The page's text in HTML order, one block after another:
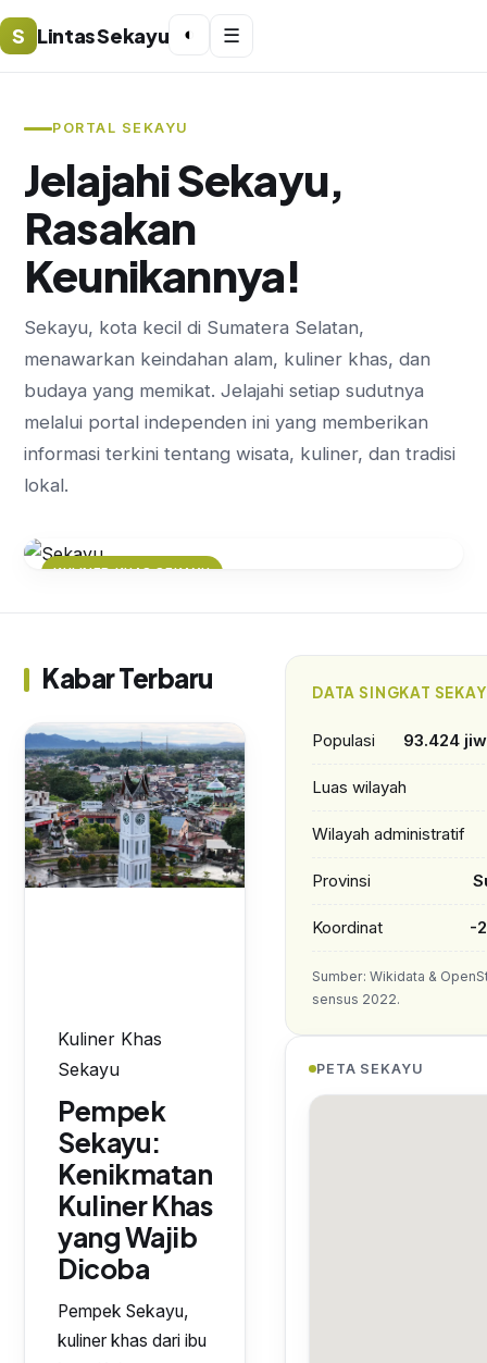
S Lintas Sekayu ◐ ☰
PORTAL SEKAYU
Jelajahi Sekayu,
Rasakan
Keunikannya!
Sekayu, kota kecil di Sumatera Selatan,
menawarkan keindahan alam, kuliner khas, dan
budaya yang memikat. Jelajahi setiap sudutnya
melalui portal independen ini yang memberikan
informasi terkini tentang wisata, kuliner, dan tradisi
lokal.
KULINER KHAS SEKAYU
Kabar Terbaru
Kuliner Khas
Sekayu
Pempek
Sekayu:
Kenikmatan
Kuliner Khas
yang Wajib
Dicoba
Pempek Sekayu,
kuliner khas dari ibu
DATA SINGKAT
Populasi 93.424
Luas wilayah
Wilayah administratif
Provinsi
Koordinat -
Sumber: Wikidata &
sensus 2022.
PETA SEKAYU